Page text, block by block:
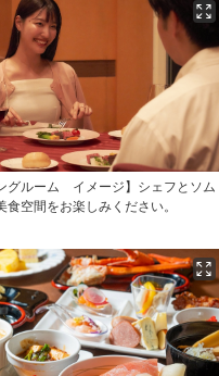
グルーム イメージ】シェフとソム
食空間をお楽しみください。